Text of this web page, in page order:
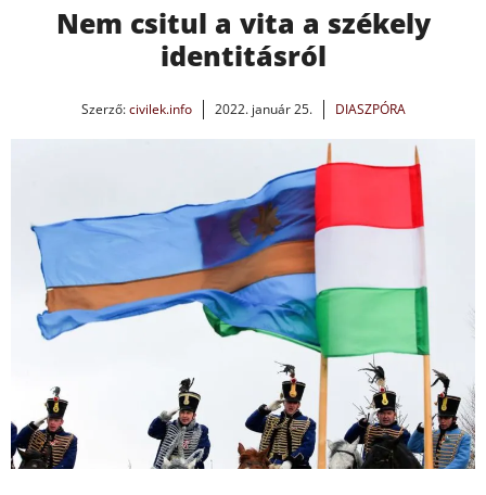
Nem csitul a vita a székely
identitásról
Szerző:civilek.info 2022. január 25. DIASZPÓRA